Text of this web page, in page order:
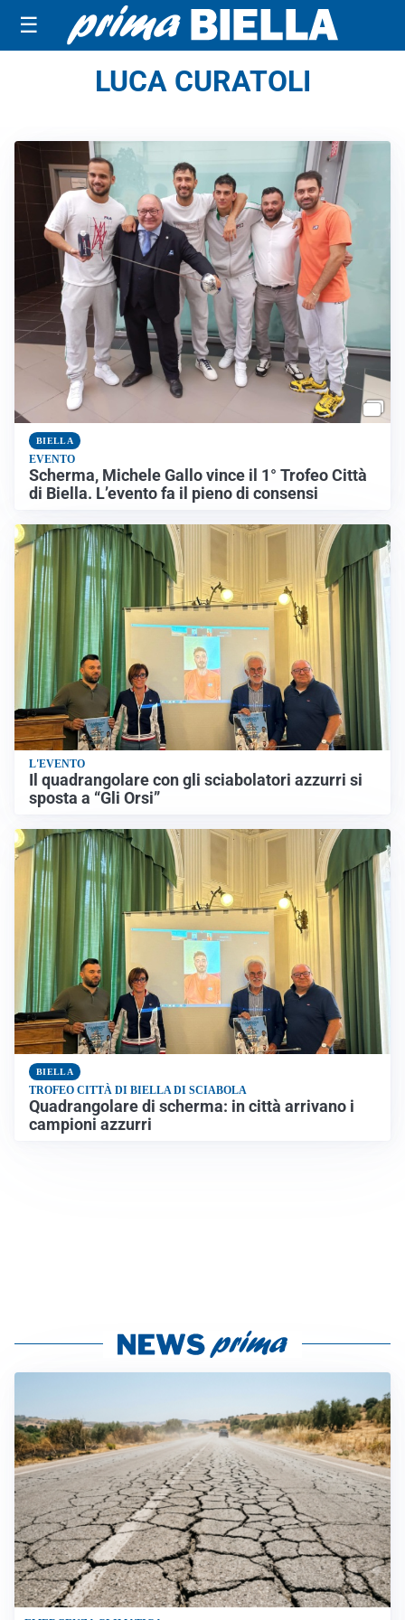
☰
LUCA CURATOLI
BIELLA
EVENTO
Scherma, Michele Gallo vince il 1° Trofeo Città
di Biella. L’evento fa il pieno di consensi
L'EVENTO
Il quadrangolare con gli sciabolatori azzurri si
sposta a “Gli Orsi”
BIELLA
TROFEO CITTÀ DI BIELLA DI SCIABOLA
Quadrangolare di scherma: in città arrivano i
campioni azzurri